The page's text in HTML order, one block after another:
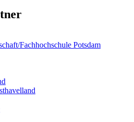
Fachhochschule Potsdam